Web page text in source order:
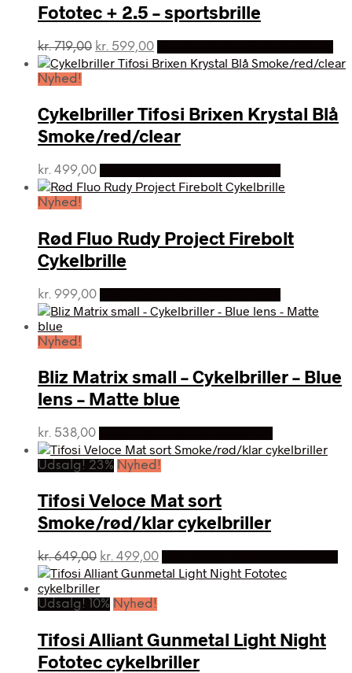
Fototec + 2.5 – sportsbrille
kr.719,00 Den
oprindelige
kr. 719,00.
kr. 599,00Den
aktuelle
kr. 599,00.
Nyhed!
Cykelbriller Tifosi Brixen Krystal Blå
Smoke/red/clear
kr. 499,00
Nyhed!
Rød Fluo Rudy Project Firebolt
Cykelbrille
kr. 999,00
Nyhed!
Bliz Matrix small – Cykelbriller – Blue
lens – Matte blue
kr. 538,00
Udsalg! 23% Nyhed!
Tifosi Veloce Mat sort
Smoke/rød/klar cykelbriller
kr.649,00 Den
oprindelige
pris
var:
kr. 499,00Den
aktuelle
Udsalg! 10% Nyhed!
Tifosi Alliant Gunmetal Light Night
Fototec cykelbriller